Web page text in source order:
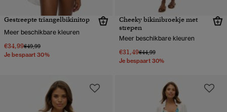
Gestreepte triangelbikinitop
Meer beschikbare kleuren
€34,99Prijs verlaagd van
€49,99naar
Je bespaart 30%
Cheeky bikinibroekje met
strepen
Meer beschikbare kleuren
€31,49Prijs verlaagd van
€44,99naar
Je bespaart 30%